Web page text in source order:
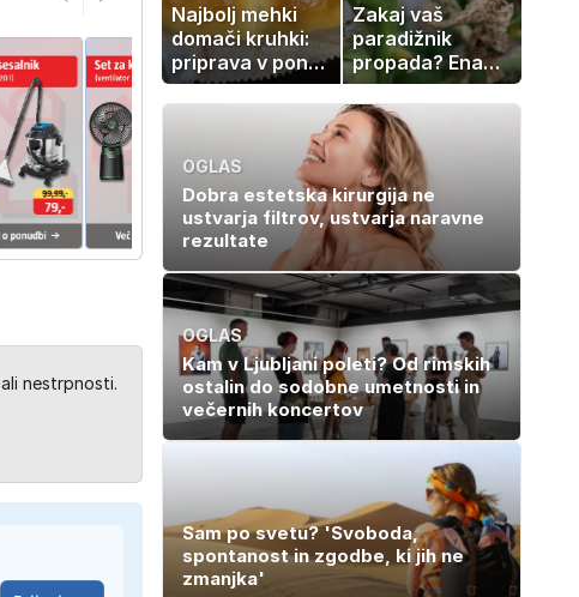
nestrpnosti.
Najbolj mehki
domači kruhki:
priprava v ponvi
je trik za popoln
rezultat
Zakaj vaš
paradižnik
propada? Ena
napaka lahko
uniči rastline –
tako jih rešite
OGLAS
Dobra estetska kirurgija ne
ustvarja filtrov, ustvarja naravne
rezultate
OGLAS
Kam v Ljubljani poleti? Od rimskih
ostalin do sodobne umetnosti in
večernih koncertov
Sam po svetu? 'Svoboda,
spontanost in zgodbe, ki jih ne
zmanjka'